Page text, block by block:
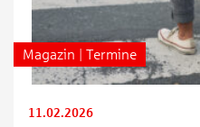
Magazin | Termine
11.02.2026